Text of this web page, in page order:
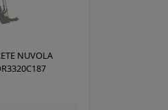
NUVOLA